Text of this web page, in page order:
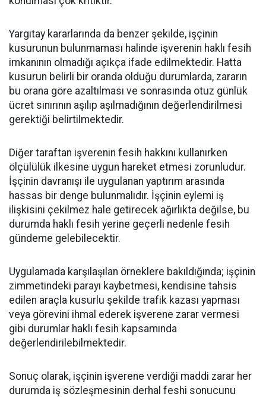
Yargıtay kararlarında da benzer şekilde, işçinin
kusurunun bulunmaması halinde işverenin haklı fesih
imkanının olmadığı açıkça ifade edilmektedir. Hatta
kusurun belirli bir oranda olduğu durumlarda, zararın
bu orana göre azaltılması ve sonrasında otuz günlük
ücret sınırının aşılıp aşılmadığının değerlendirilmesi
gerektiği belirtilmektedir.
Diğer taraftan işverenin fesih hakkını kullanırken
ölçülülük ilkesine uygun hareket etmesi zorunludur.
İşçinin davranışı ile uygulanan yaptırım arasında
hassas bir denge bulunmalıdır. İşçinin eylemi iş
ilişkisini çekilmez hale getirecek ağırlıkta değilse, bu
durumda haklı fesih yerine geçerli nedenle fesih
gündeme gelebilecektir.
Uygulamada karşılaşılan örneklere bakıldığında; işçinin
zimmetindeki parayı kaybetmesi, kendisine tahsis
edilen araçla kusurlu şekilde trafik kazası yapması
veya görevini ihmal ederek işverene zarar vermesi
gibi durumlar haklı fesih kapsamında
değerlendirilebilmektedir.
Sonuç olarak, işçinin işverene verdiği maddi zarar her
durumda iş sözleşmesinin derhal feshi sonucunu